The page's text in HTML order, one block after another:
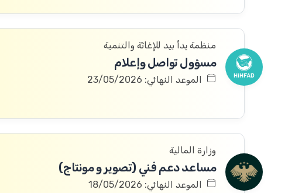
منظمة يدأ بيد للإغاثة والتنمية
مسؤول تواصل وإعلام
الموعد النهائي: 23/05/2026
وزارة المالية
مساعد دعم فني (تصویر و مونتاج)
الموعد النهائي: 18/05/2026